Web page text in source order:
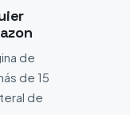
de
de 15
de